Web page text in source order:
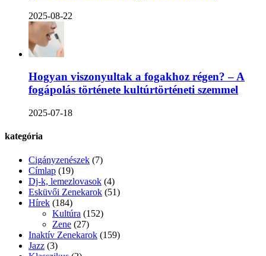
2025-08-22
Hogyan viszonyultak a fogakhoz régen? – A
fogápolás története kultúrtörténeti szemmel
2025-07-18
kategória
Cigányzenészek (7)
Címlap (19)
Dj-k, lemezlovasok (4)
Esküvői Zenekarok (51)
Hírek (184)
Kultúra (152)
Zene (27)
Inaktív Zenekarok (159)
Jazz (3)